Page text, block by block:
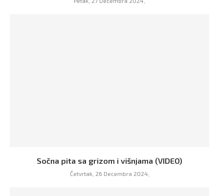
Sočna pita sa grizom i višnjama (VIDEO)
Četvrtak, 26 Decembra 2024,